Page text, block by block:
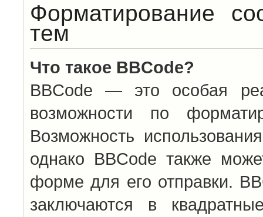
Форматирование
тем
Что такое BBCode?
BBCode — это особая
возможности по
Возможность
однако BBCode также
форме для его отправки.
заключаются в